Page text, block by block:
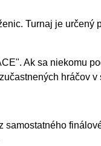
Turnaj je určený
Ak sa niekomu
hráčov v